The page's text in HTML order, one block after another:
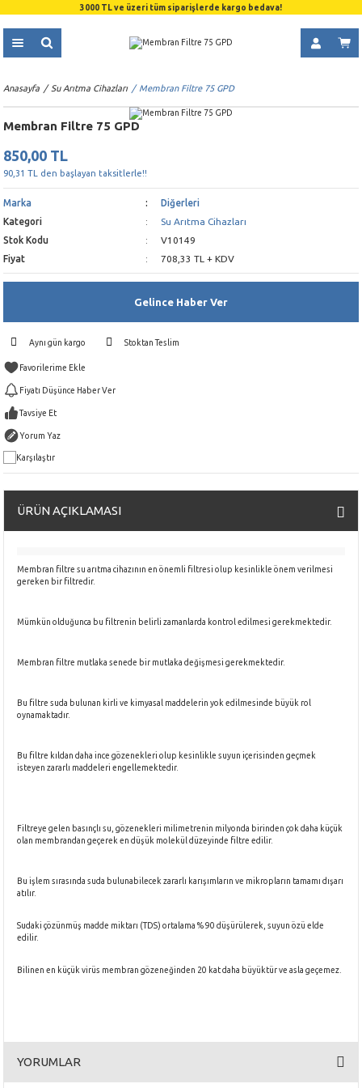
3000 TL ve üzeri tüm siparişlerde kargo bedava!
Anasayfa Su Arıtma Cihazları Membran Filtre 75 GPD
Membran Filtre 75 GPD
850,00 TL
90,31 TL den başlayan taksitlerle!!
Marka
Diğerleri
Kategori
Su Arıtma Cihazları
Stok Kodu
V10149
Fiyat
708,33 TL + KDV
Gelince Haber Ver
Aynı gün kargo Stoktan Teslim
Fiyatı Düşünce Haber Ver
Tavsiye Et
Yorum Yaz
Karşılaştır
ÜRÜN AÇIKLAMASI
Membran filtre su arıtma cihazının en önemli filtresi olup kesinlikle önem verilmesi
gereken bir filtredir.
Mümkün olduğunca bu filtrenin belirli zamanlarda kontrol edilmesi gerekmektedir.
Membran filtre mutlaka senede bir mutlaka değişmesi gerekmektedir.
Bu filtre suda bulunan kirli ve kimyasal maddelerin yok edilmesinde büyük rol
oynamaktadır.
Bu filtre kıldan daha ince gözenekleri olup kesinlikle suyun içerisinden geçmek
isteyen zararlı maddeleri engellemektedir.
Filtreye gelen basınçlı su, gözenekleri milimetrenin milyonda birinden çok daha küçük
olan membrandan geçerek en düşük molekül düzeyinde filtre edilir.
Bu işlem sırasında suda bulunabilecek zararlı karışımların ve mikropların tamamı dışarı
atılır.
Sudaki çözünmüş madde miktarı (TDS) ortalama % 90 düşürülerek, suyun özü elde
edilir.
Bilinen en küçük virüs membran gözeneğinden 20 kat daha büyüktür ve asla geçemez.
YORUMLAR